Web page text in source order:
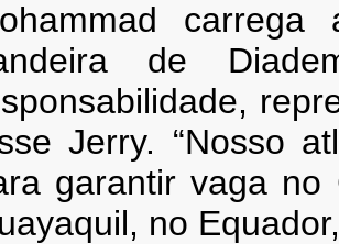
de
Jerry. “Nosso
garantir vaga no
no